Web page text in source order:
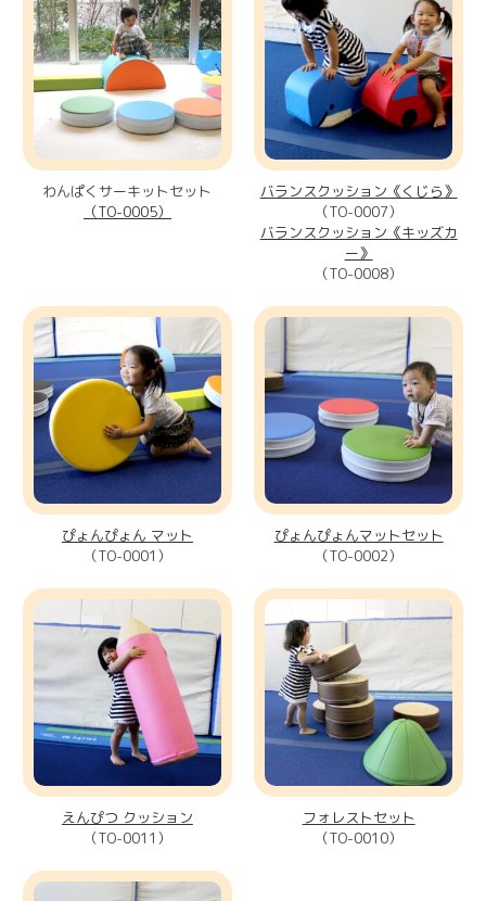
わんぱくサーキットセット
（TO-0005）
バランスクッション《くじら》
（TO-0007）
バランスクッション《キッズカ
ー》
（TO-0008）
ぴょんぴょん マット
（TO-0001）
ぴょんぴょんマットセット
（TO-0002）
えんぴつ クッション
（TO-0011）
フォレストセット
（TO-0010）